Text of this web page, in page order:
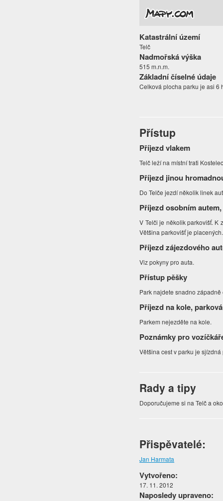
Katastrální území
Telč
Nadmořská výška
515 m.n.m.
Základní číselné údaje
Celková plocha parku je asi 6
Přístup
Příjezd vlakem
Telč leží na místní trati
Příjezd jinou
Do Telče jezdí několik linek
Příjezd osobním
V Telči je několik parkovišť. K
Většina parkovišť je placených.
Příjezd zájezdového
Viz pokyny pro auta.
Přístup pěšky
Park najdete snadno
Příjezd na kole,
Parkem nejezděte na kole.
Poznámky pro
Většina cest v parku je
Rady a tipy
Doporučujeme si na Telč a
Přispěvatelé:
Jan Harmata
Vytvořeno:
17. 11. 2012
Naposledy upraveno: